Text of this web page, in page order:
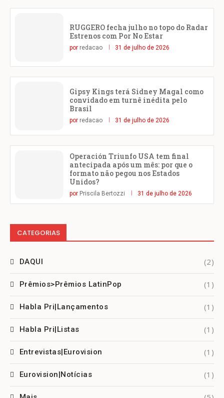
RUGGERO fecha julho no topo do Radar
Estrenos com Por No Estar
por redacao 31 de julho de 2026
Gipsy Kings terá Sidney Magal como
convidado em turnê inédita pelo
Brasil
por redacao 31 de julho de 2026
Operación Triunfo USA tem final
antecipada após um mês: por que o
formato não pegou nos Estados
Unidos?
por Priscila Bertozzi 31 de julho de 2026
CATEGORIAS
DAQUI (2)
Prêmios>Prêmios LatinPop (1)
Habla Pri|Lançamentos (1)
Habla Pri|Listas (1)
Entrevistas|Eurovision (1)
Eurovision|Notícias (1)